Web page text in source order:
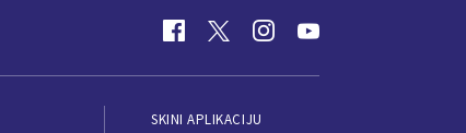
SKINI APLIKACIJU